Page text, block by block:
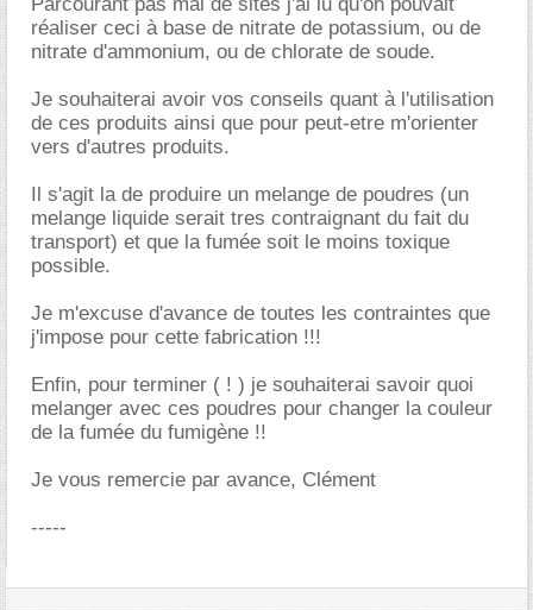
réaliser ceci à base de nitrate de potassium, ou de
nitrate d'ammonium, ou de chlorate de soude.
Je souhaiterai avoir vos conseils quant à l'utilisation
de ces produits ainsi que pour peut-etre m'orienter
vers d'autres produits.
Il s'agit la de produire un melange de poudres (un
melange liquide serait tres contraignant du fait du
transport) et que la fumée soit le moins toxique
possible.
Je m'excuse d'avance de toutes les contraintes que
j'impose pour cette fabrication !!!
Enfin, pour terminer ( ! ) je souhaiterai savoir quoi
melanger avec ces poudres pour changer la couleur
de la fumée du fumigène !!
Je vous remercie par avance, Clément
-----